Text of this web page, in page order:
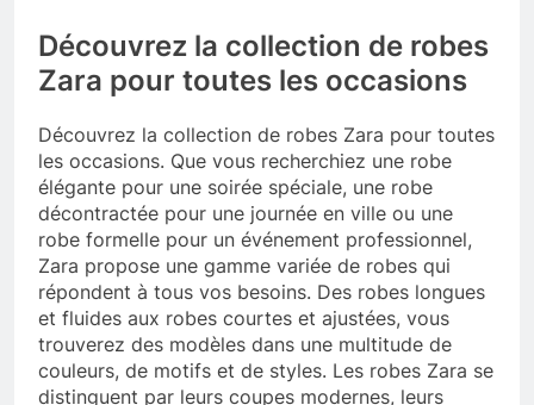
Découvrez la collection de robes
Zara pour toutes les occasions
Découvrez la collection de robes Zara pour toutes
les occasions. Que vous recherchiez une robe
élégante pour une soirée spéciale, une robe
décontractée pour une journée en ville ou une
robe formelle pour un événement professionnel,
Zara propose une gamme variée de robes qui
répondent à tous vos besoins. Des robes longues
et fluides aux robes courtes et ajustées, vous
trouverez des modèles dans une multitude de
couleurs, de motifs et de styles. Les robes Zara se
distinguent par leurs coupes modernes, leurs